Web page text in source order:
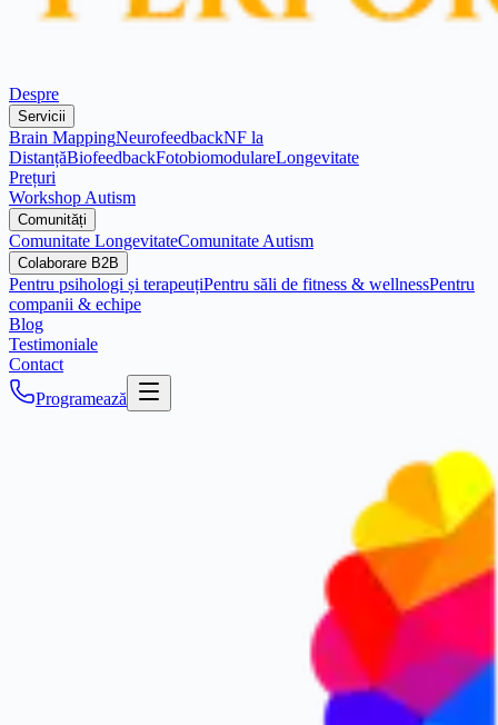
Despre
Servicii
Brain MappingNeurofeedbackNF la
DistanțăBiofeedbackFotobiomodulareLongevitate
Prețuri
Workshop Autism
Comunități
Comunitate LongevitateComunitate Autism
Colaborare B2B
Pentru psihologi și terapeuțiPentru săli de fitness & wellnessPentru
companii & echipe
Blog
Testimoniale
Contact
Programează